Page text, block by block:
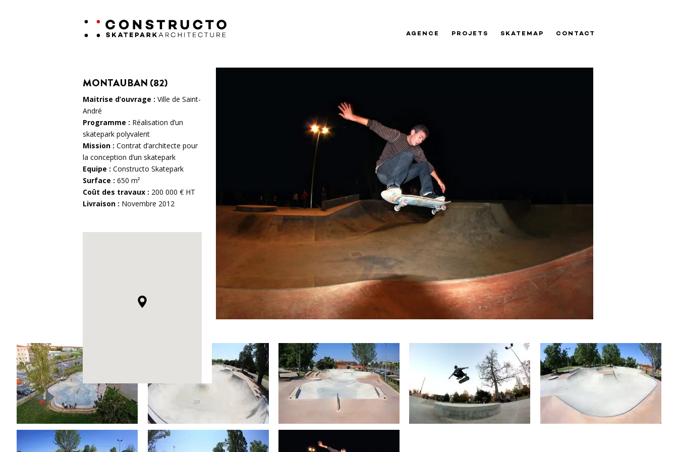
AGENCE PROJETS SKATEMAP CONTACT
MONTAUBAN (82)
Maitrise d’ouvrage : Ville de Saint-
André
Programme : Réalisation d’un
skatepark polyvalent
Mission : Contrat d’architecte pour
la conception d’un skatepark
Equipe : Constructo Skatepark
Surface : 650 m²
Coût des travaux : 200 000 € HT
Livraison : Novembre 2012